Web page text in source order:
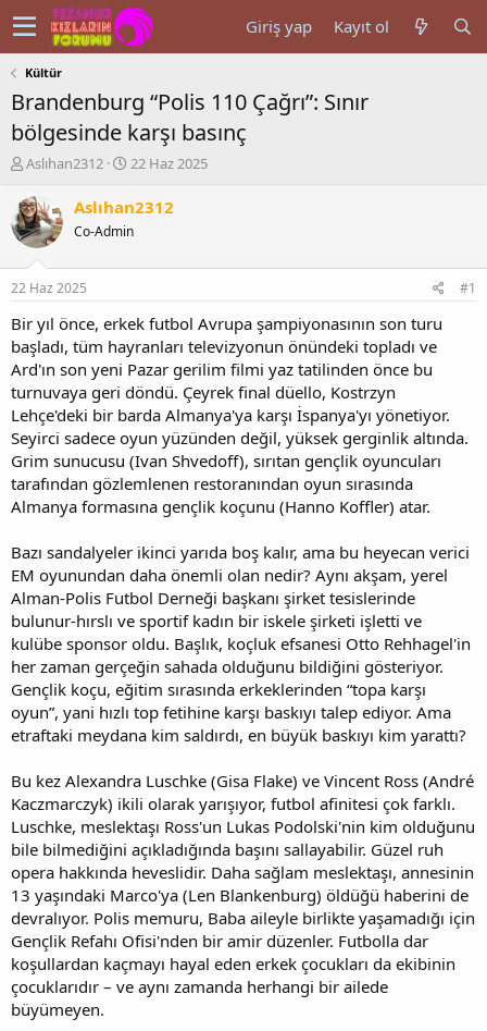
Giriş yap Kayıt ol
Kültür
Brandenburg “Polis 110 Çağrı”: Sınır
bölgesinde karşı basınç
K
n
u
y
b
a
ş
a
t
a
n
Aslıhan2312
B
ş
a
ç
a
r
i
h
i
22 Haz 2025
Aslıhan2312
Co-Admin
22 Haz 2025 #1
Bir yıl önce, erkek futbol Avrupa şampiyonasının son turu
başladı, tüm hayranları televizyonun önündeki topladı ve
Ard'ın son yeni Pazar gerilim filmi yaz tatilinden önce bu
turnuvaya geri döndü. Çeyrek final düello, Kostrzyn
Lehçe'deki bir barda Almanya'ya karşı İspanya'yı yönetiyor.
Seyirci sadece oyun yüzünden değil, yüksek gerginlik altında.
Grim sunucusu (Ivan Shvedoff), sırıtan gençlik oyuncuları
tarafından gözlemlenen restoranından oyun sırasında
Almanya formasına gençlik koçunu (Hanno Koffler) atar.
Bazı sandalyeler ikinci yarıda boş kalır, ama bu heyecan verici
EM oyunundan daha önemli olan nedir? Aynı akşam, yerel
Alman-Polis Futbol Derneği başkanı şirket tesislerinde
bulunur-hırslı ve sportif kadın bir iskele şirketi işletti ve
kulübe sponsor oldu. Başlık, koçluk efsanesi Otto Rehhagel'in
her zaman gerçeğin sahada olduğunu bildiğini gösteriyor.
Gençlik koçu, eğitim sırasında erkeklerinden “topa karşı
oyun”, yani hızlı top fetihine karşı baskıyı talep ediyor. Ama
etraftaki meydana kim saldırdı, en büyük baskıyı kim yarattı?
Bu kez Alexandra Luschke (Gisa Flake) ve Vincent Ross (André
Kaczmarczyk) ikili olarak yarışıyor, futbol afinitesi çok farklı.
Luschke, meslektaşı Ross'un Lukas Podolski'nin kim olduğunu
bile bilmediğini açıkladığında başını sallayabilir. Güzel ruh
opera hakkında heveslidir. Daha sağlam meslektaşı, annesinin
13 yaşındaki Marco'ya (Len Blankenburg) öldüğü haberini de
devralıyor. Polis memuru, Baba aileyle birlikte yaşamadığı için
Gençlik Refahı Ofisi'nden bir amir düzenler. Futbolla dar
koşullardan kaçmayı hayal eden erkek çocukları da ekibinin
çocuklarıdır – ve aynı zamanda herhangi bir ailede
büyümeyen.